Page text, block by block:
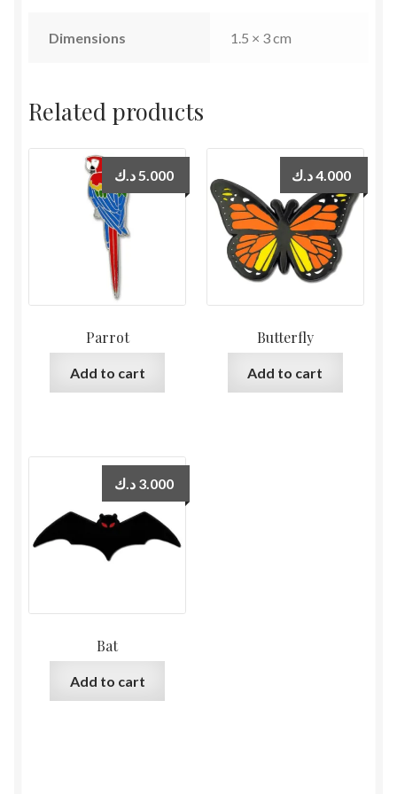
Dimensions 1.5 × 3 cm
Related products
Parrot
5.000د.ك
Add to cart
Butterfly
4.000د.ك
Add to cart
Bat
3.000 د.ك
Add to cart